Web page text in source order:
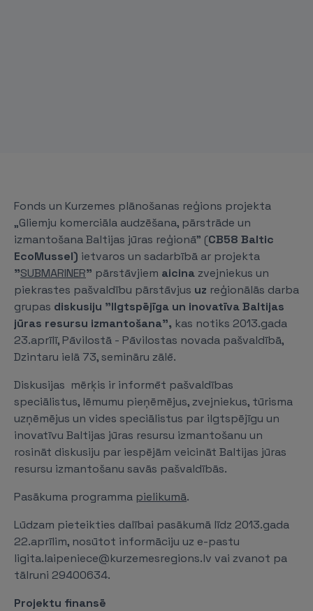
Fonds un Kurzemes plānošanas reģions projekta
„Gliemju komerciāla audzēšana, pārstrāde un
izmantošana Baltijas jūras reģionā” (CB58 Baltic
EcoMussel) ietvaros un sadarbībā ar projekta
"SUBMARINER" pārstāvjiem aicina zvejniekus un
piekrastes pašvaldību pārstāvjus uz reģionālās darba
grupas diskusiju "Ilgtspējīga un inovatīva Baltijas
jūras resursu izmantošana", kas notiks 2013.gada
23.aprīlī, Pāvilostā - Pāvilostas novada pašvaldībā,
Dzintaru ielā 73, semināru zālē.
Diskusijas mērķis ir informēt pašvaldības
speciālistus, lēmumu pieņēmējus, zvejniekus, tūrisma
uzņēmējus un vides speciālistus par ilgtspējīgu un
inovatīvu Baltijas jūras resursu izmantošanu un
rosināt diskusiju par iespējām veicināt Baltijas jūras
resursu izmantošanu savās pašvaldībās.
Pasākuma programma pielikumā.
Lūdzam pieteikties dalībai pasākumā līdz 2013.gada
22.aprīlim, nosūtot informāciju uz e-pastu
ligita.laipeniece@kurzemesregions.lv vai zvanot pa
tālruni 29400634.
Projektu finansē